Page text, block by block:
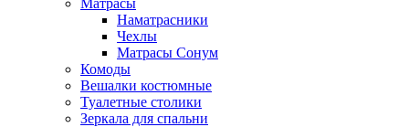
Матрасы
Наматрасники
Чехлы
Матрасы Сонум
Комоды
Вешалки костюмные
Туалетные столики
Зеркала для спальни